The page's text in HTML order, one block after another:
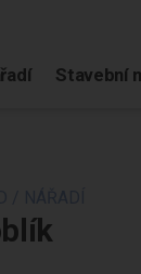
Stavební